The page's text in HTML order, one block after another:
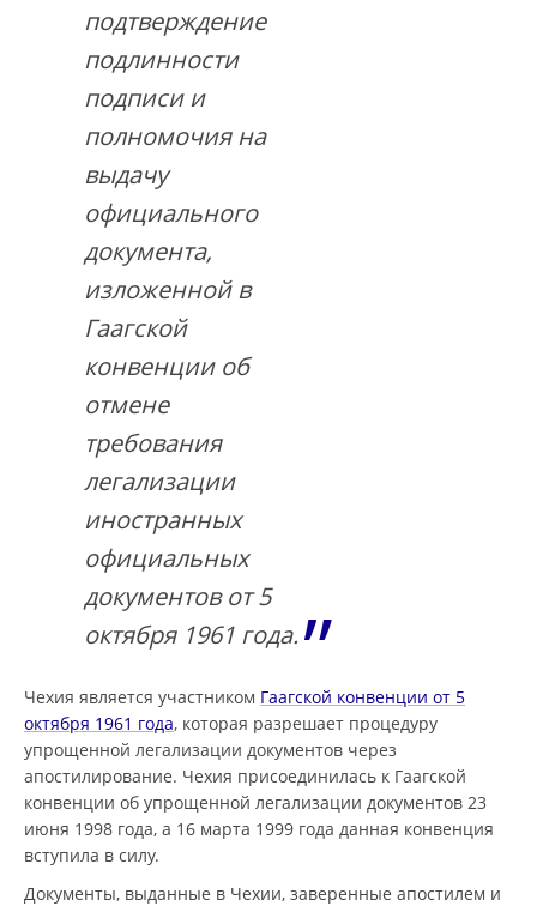
подтверждение
подлинности
подписи и
полномочия на
выдачу
официального
документа,
изложенной в
Гаагской
конвенции об
отмене
требования
легализации
иностранных
официальных
документов от 5
октября 1961 года.
Чехия является участником Гаагской конвенции от 5
октября 1961 года, которая разрешает процедуру
упрощенной легализации документов через
апостилирование. Чехия присоединилась к Гаагской
конвенции об упрощенной легализации документов 23
июня 1998 года, а 16 марта 1999 года данная конвенция
вступила в силу.
Документы, выданные в Чехии, заверенные апостилем и